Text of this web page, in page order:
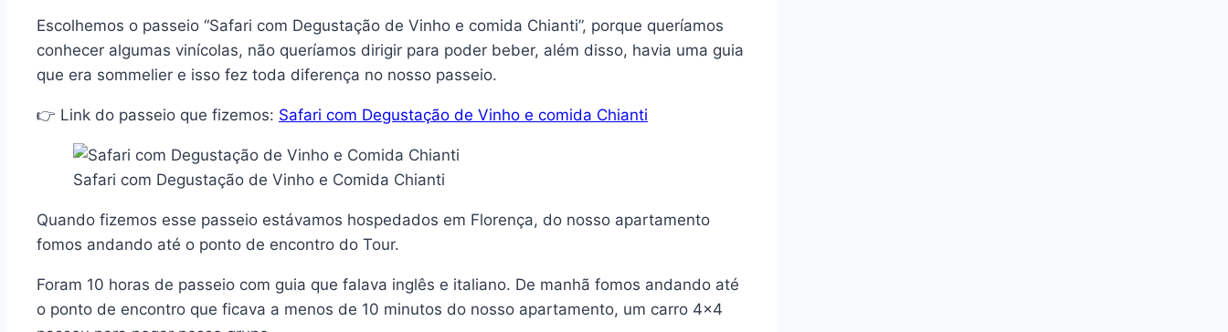
Escolhemos o passeio “Safari com Degustação de Vinho e comida Chianti”, porque queríamos
conhecer algumas vinícolas, não queríamos dirigir para poder beber, além disso, havia uma guia
que era sommelier e isso fez toda diferença no nosso passeio.
👉 Link do passeio que fizemos: Safari com Degustação de Vinho e comida Chianti
Safari com Degustação de Vinho e Comida Chianti
Quando fizemos esse passeio estávamos hospedados em Florença, do nosso apartamento
fomos andando até o ponto de encontro do Tour.
Foram 10 horas de passeio com guia que falava inglês e italiano. De manhã fomos andando até
o ponto de encontro que ficava a menos de 10 minutos do nosso apartamento, um carro 4×4